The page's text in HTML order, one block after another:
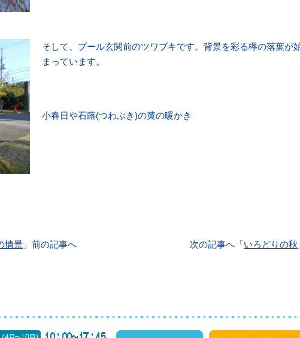
そして、プール玄関前のツワブキです。背景を彩る欅の落葉が
まっています。
小春日や石蕗(つわぶき)の黄の暖かき
情景 」前の記事へ 次の記事へ「いろどりの秋